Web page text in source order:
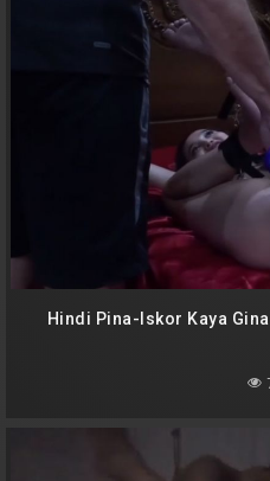
Hindi Pina-Iskor Kaya